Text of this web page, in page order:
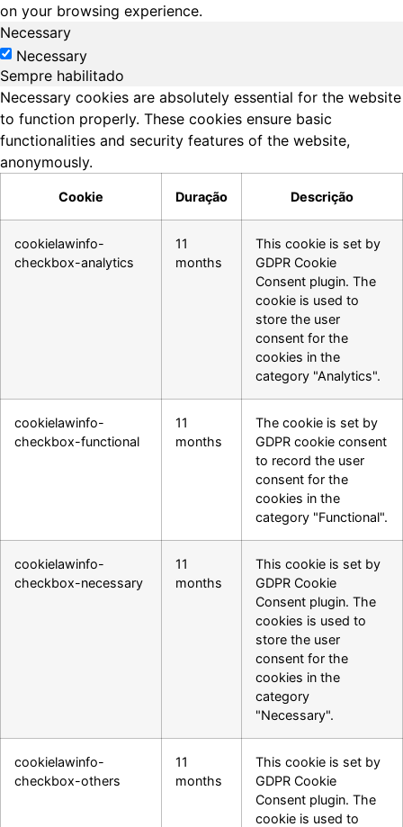
on your browsing experience.
Necessary
Necessary
Sempre habilitado
Necessary cookies are absolutely essential for the website
to function properly. These cookies ensure basic
functionalities and security features of the website,
anonymously.
Cookie Duração Descrição
cookielawinfo-
checkbox-analytics
11
months
This cookie is set by
GDPR Cookie
Consent plugin. The
cookie is used to
store the user
consent for the
cookies in the
category "Analytics".
cookielawinfo-
checkbox-functional
11
months
The cookie is set by
GDPR cookie consent
to record the user
consent for the
cookies in the
category "Functional".
cookielawinfo-
checkbox-necessary
11
months
This cookie is set by
GDPR Cookie
Consent plugin. The
cookies is used to
store the user
consent for the
cookies in the
category
"Necessary".
cookielawinfo-
checkbox-others
11
months
This cookie is set by
GDPR Cookie
Consent plugin. The
cookie is used to